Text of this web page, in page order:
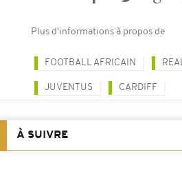
Plus d'informations à propos de
FOOTBALL AFRICAIN
JUVENTUS CARDIFF
À SUIVRE